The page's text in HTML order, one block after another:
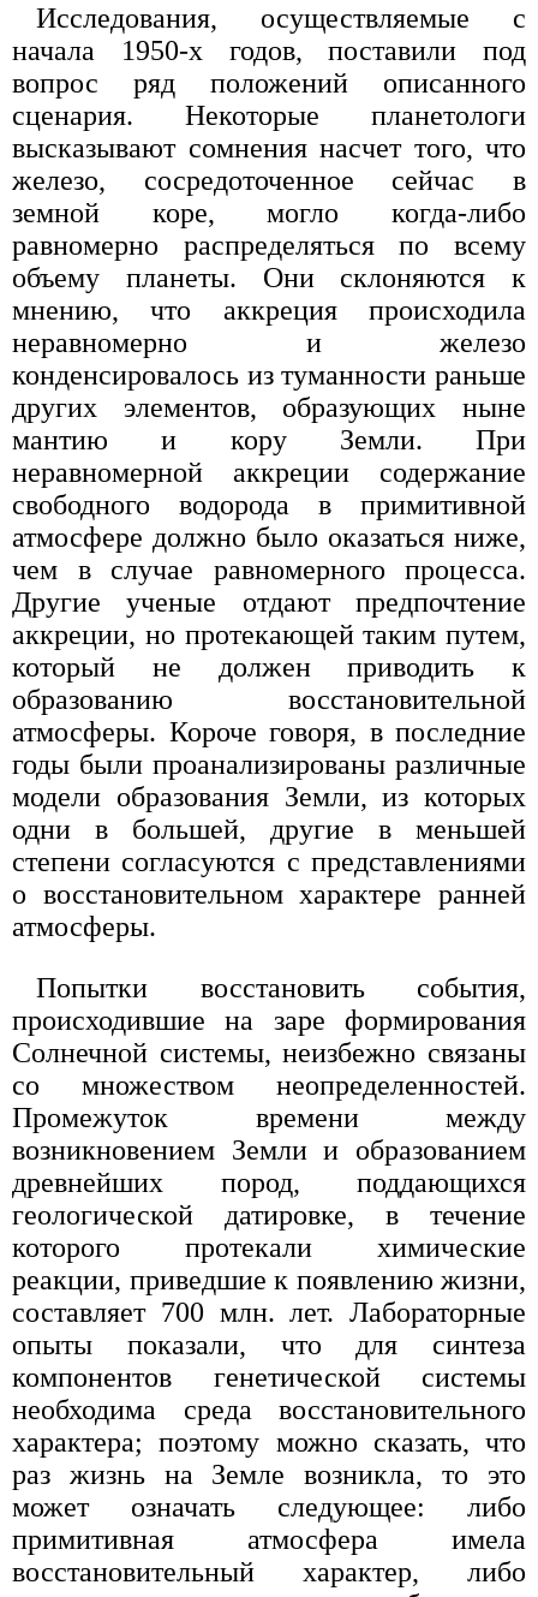
Исследования, осуществляемые с
начала 1950-х годов, поставили под
вопрос ряд положений описанного
сценария. Некоторые планетологи
высказывают сомнения насчет того, что
железо, сосредоточенное сейчас в
земной коре, могло когда-либо
равномерно распределяться по всему
объему планеты. Они склоняются к
мнению, что аккреция происходила
неравномерно и железо
конденсировалось из туманности раньше
других элементов, образующих ныне
мантию и кору Земли. При
неравномерной аккреции содержание
свободного водорода в примитивной
атмосфере должно было оказаться ниже,
чем в случае равномерного процесса.
Другие ученые отдают предпочтение
аккреции, но протекающей таким путем,
который не должен приводить к
образованию восстановительной
атмосферы. Короче говоря, в последние
годы были проанализированы различные
модели образования Земли, из которых
одни в большей, другие в меньшей
степени согласуются с представлениями
о восстановительном характере ранней
атмосферы.
Попытки восстановить события,
происходившие на заре формирования
Солнечной системы, неизбежно связаны
со множеством неопределенностей.
Промежуток времени между
возникновением Земли и образованием
древнейших пород, поддающихся
геологической датировке, в течение
которого протекали химические
реакции, приведшие к появлению жизни,
составляет 700 млн. лет. Лабораторные
опыты показали, что для синтеза
компонентов генетической системы
необходима среда восстановительного
характера; поэтому можно сказать, что
раз жизнь на Земле возникла, то это
может означать следующее: либо
примитивная атмосфера имела
восстановительный характер, либо